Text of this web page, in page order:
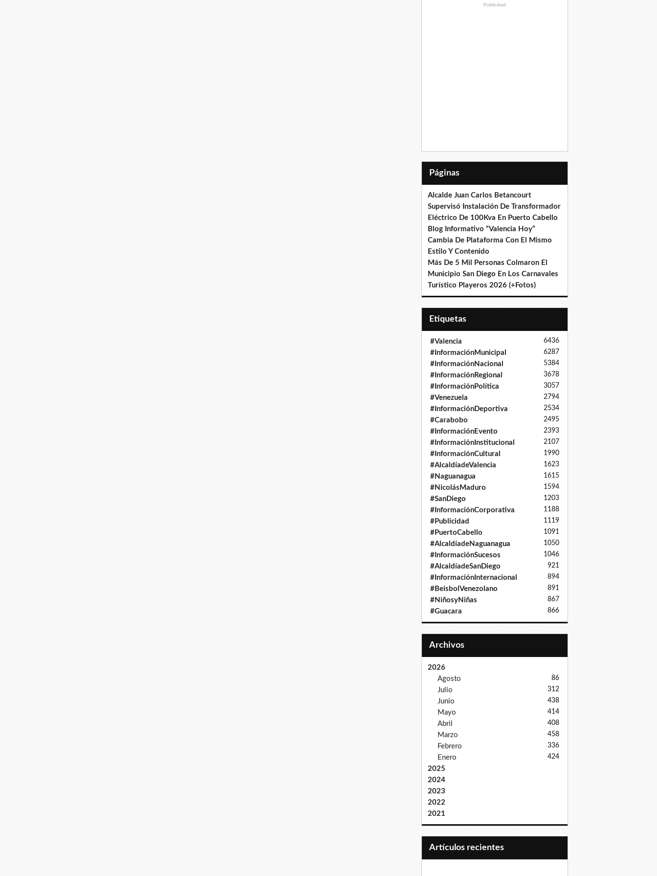
Publicidad
Páginas
Alcalde Juan Carlos Betancourt
Supervisó Instalación De Transformador
Eléctrico De 100Kva En Puerto Cabello
Blog Informativo “Valencia Hoy”
Cambia De Plataforma Con El Mismo
Estilo Y Contenido
Más De 5 Mil Personas Colmaron El
Municipio San Diego En Los Carnavales
Turístico Playeros 2026 (+Fotos)
Etiquetas
#Valencia 6436
#InformaciónMunicipal 6287
#InformaciónNacional 5384
#InformaciónRegional 3678
#InformaciónPolítica 3057
#Venezuela 2794
#InformaciónDeportiva 2534
#Carabobo 2495
#InformaciónEvento 2393
#InformaciónInstitucional 2107
#InformaciónCultural 1990
#AlcaldíadeValencia 1623
#Naguanagua 1615
#NicolásMaduro 1594
#SanDiego 1203
#InformaciónCorporativa 1188
#Publicidad 1119
#PuertoCabello 1091
#AlcaldíadeNaguanagua 1050
#InformaciónSucesos 1046
#AlcaldíadeSanDiego 921
#InformaciónInternacional 894
#BeisbolVenezolano 891
#NiñosyNiñas 867
#Guacara 866
Archivos
2026
Agosto
86
Julio 312
Junio 438
Mayo 414
Abril 408
Marzo 458
Febrero 336
Enero 424
2025
2024
2023
2022
2021
Artículos recientes